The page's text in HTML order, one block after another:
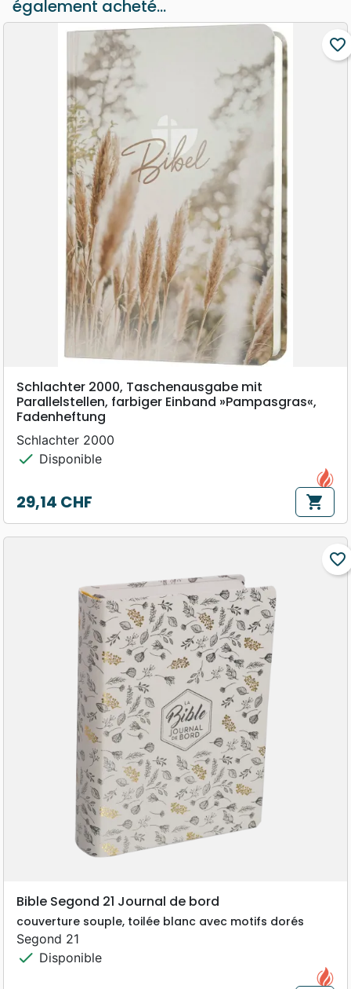
également acheté...
favorite_border
Schlachter 2000, Taschenausgabe mit
Parallelstellen, farbiger Einband »Pampasgras«,
Fadenheftung
Schlachter 2000
check Disponible
Prix
29,14 CHF shopping_cart
favorite_border
Bible Segond 21 Journal de bord
couverture souple, toilée blanc avec motifs dorés
Segond 21
check Disponible